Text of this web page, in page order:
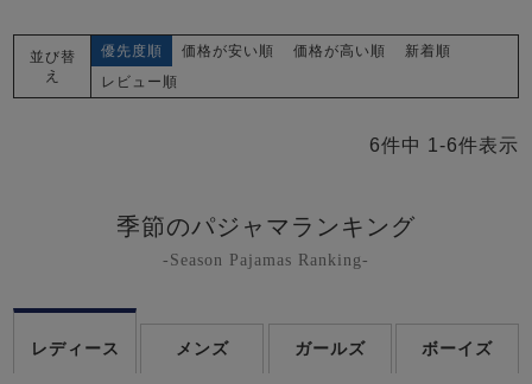
並び替
え
優先度順 価格が安い順 価格が高い順
新着順
レビュー順
6件中 1 -6件表示
季節のパジャマランキング
-Season Pajamas Ranking-
レディース メンズ ガールズ ボーイズ